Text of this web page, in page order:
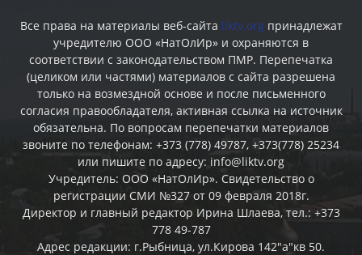
Все права на материалы веб-сайта liktv.org принадлежат
учредителю ООО «НатОлИр» и охраняются в
соответствии с законодательством ПМР. Перепечатка
(целиком или частями) материалов c сайта разрешена
только на возмездной основе и после письменного
согласия правообладателя, активная ссылка на источник
обязательна. По вопросам перепечатки материалов
звоните по телефонам: +373 (778) 49787, +373(778) 25234
или пишите по адресу: info@liktv.org
Учредитель: ООО «НатОлИр». Свидетельство о
регистрации СМИ №327 от 09 февраля 2018г.
Директор и главный редактор Ирина Шлаева, тел.: +373
778 49-787
Адрес редакции: г.Рыбница, ул.Кирова 142"а"кв 50.